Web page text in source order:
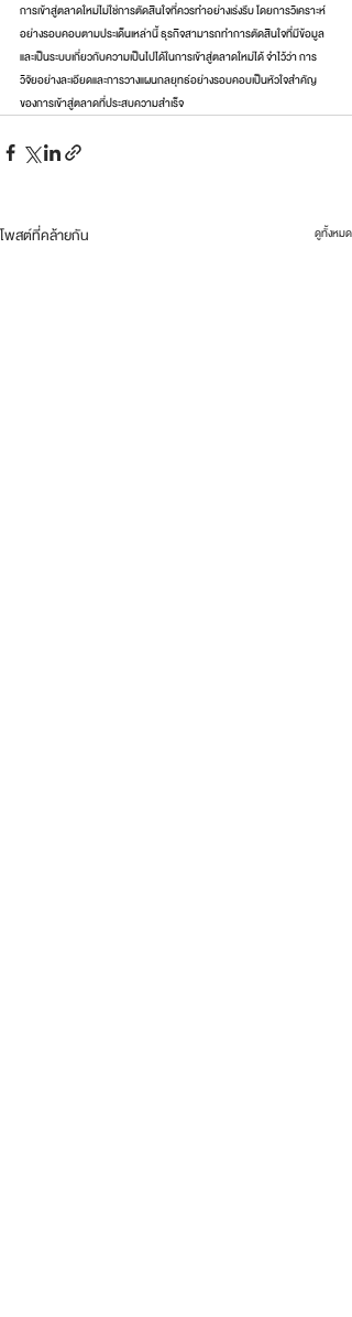
การเข้าสู่ตลาดใหม่ไม่ใช่การตัดสินใจที่ควรทำอย่างเร่งรีบ โดยการวิเคราะห์
อย่างรอบคอบตามประเด็นเหล่านี้ ธุรกิจสามารถทำการตัดสินใจที่มีข้อมูล
และเป็นระบบเกี่ยวกับความเป็นไปได้ในการเข้าสู่ตลาดใหม่ได้ จำไว้ว่า การ
วิจัยอย่างละเอียดและการวางแผนกลยุทธ์อย่างรอบคอบเป็นหัวใจสำคัญ
ของการเข้าสู่ตลาดที่ประสบความสำเร็จ
โพสต์ที่คล้ายกัน ดูทั้งหมด